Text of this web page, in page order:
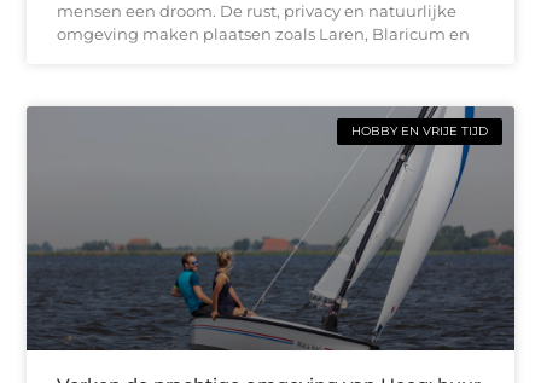
mensen een droom. De rust, privacy en natuurlijke
omgeving maken plaatsen zoals Laren, Blaricum en
HOBBY EN VRIJE TIJD